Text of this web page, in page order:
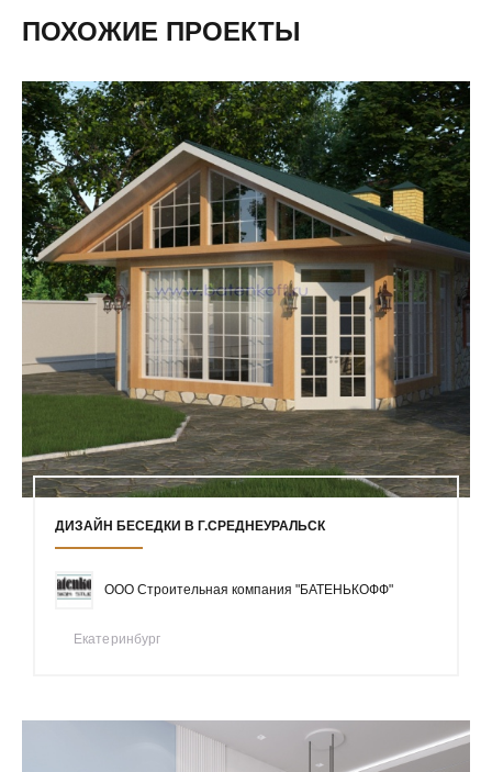
ПОХОЖИЕ ПРОЕКТЫ
ДИЗАЙН БЕСЕДКИ В Г.СРЕДНЕУРАЛЬСК
ООО Строительная компания "БАТЕНЬКОФФ"
Екатеринбург